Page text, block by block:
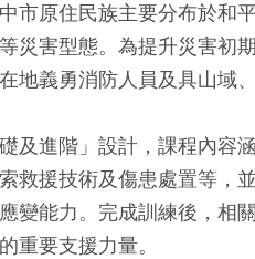
市原住民族主要分布於和
災害型態。為提升災害初
地義勇消防人員及具山域
及進階」設計，課程內容
救援技術及傷患處置等，
變能力。完成訓練後，相
重要支援力量。